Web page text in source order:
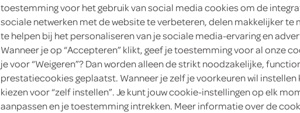
in winkelmand
Let op: aanbiedingen zijn niet
verwerkt in de winkelmand.
toestemming voor het gebruik van social media cookies om de
sociale netwerken met de website te verbeteren, delen makkelijker te
te helpen bij het personaliseren van je sociale media-ervaring en
Wanneer je op “Accepteren” klikt, geef je toestemming voor al onze
je voor “Weigeren”? Dan worden alleen de strikt noodzakelijke,
prestatiecookies geplaatst. Wanneer je zelf je voorkeuren wil instellen
kiezen voor “zelf instellen”. Je kunt jouw cookie-instellingen op elk
aanpassen en je toestemming intrekken. Meer informatie over de